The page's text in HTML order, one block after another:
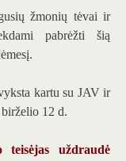
žmonių tėvai ir
pabrėžti šią
kartu su JAV ir
12 d.
uždraudė